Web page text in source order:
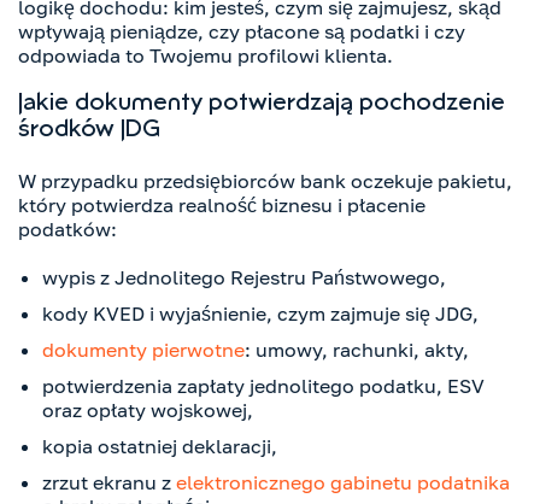
logikę dochodu: kim jesteś, czym się zajmujesz, skąd
wpływają pieniądze, czy płacone są podatki i czy
odpowiada to Twojemu profilowi klienta.
Jakie dokumenty potwierdzają pochodzenie
środków JDG
W przypadku przedsiębiorców bank oczekuje pakietu,
który potwierdza realność biznesu i płacenie
podatków:
wypis z Jednolitego Rejestru Państwowego,
kody KVED i wyjaśnienie, czym zajmuje się JDG,
dokumenty pierwotne: umowy, rachunki, akty,
potwierdzenia zapłaty jednolitego podatku, ESV
oraz opłaty wojskowej,
kopia ostatniej deklaracji,
zrzut ekranu z elektronicznego gabinetu podatnika